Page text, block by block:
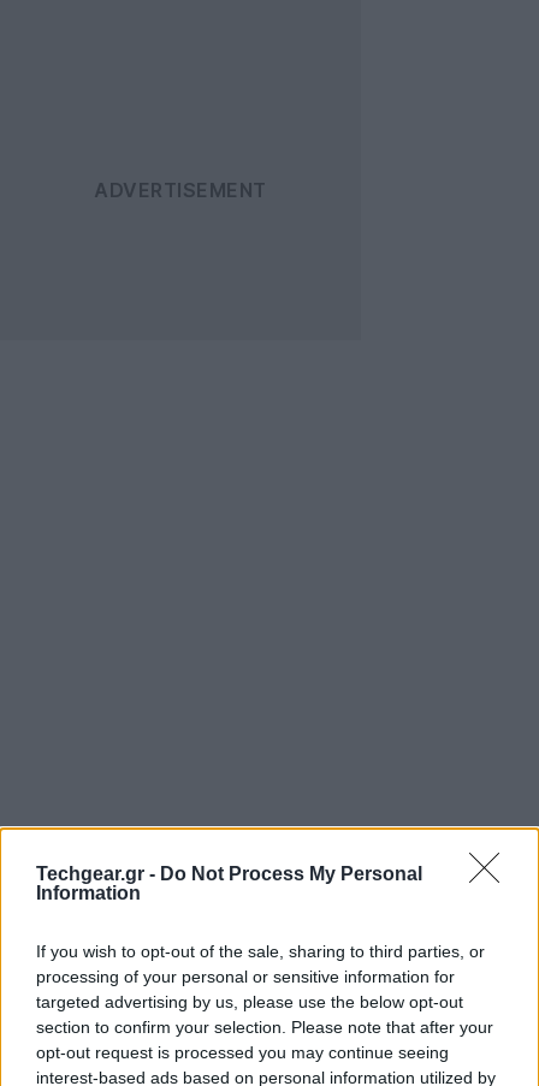
Techgear.gr - Do Not Process My Personal
Information
If you wish to opt-out of the sale, sharing to third parties, or
processing of your personal or sensitive information for
targeted advertising by us, please use the below opt-out
section to confirm your selection. Please note that after your
opt-out request is processed you may continue seeing
interest-based ads based on personal information utilized by
με λειτουργικό σύστημα Android 4.0 Ice Cream
Sandwich, το Samsung Galaxy Tab 2 (7.0), το οποίο
μοιάζει πανομοιότυπο με το original Galaxy Tab
αναμένεται ότι θα κυκλοφορήσει το Μάρτιο στην
Ευρώπη!